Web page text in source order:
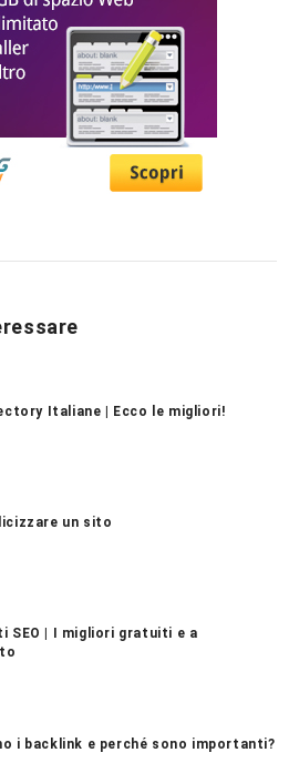
Italiane | Ecco le migliori!
un sito
SEO | I migliori gratuiti e a
i backlink e perché sono importanti?